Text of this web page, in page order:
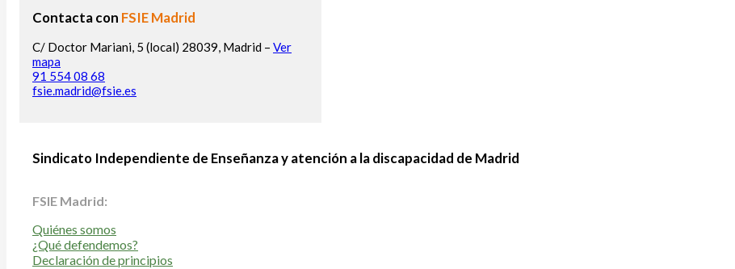
Contacta con FSIE Madrid
C/ Doctor Mariani, 5 (local) 28039, Madrid – Ver
mapa
91 554 08 68
fsie.madrid@fsie.es
Sindicato Independiente de Enseñanza y atención a la discapacidad de Madrid
FSIE Madrid:
Quiénes somos
¿Qué defendemos?
Declaración de principios